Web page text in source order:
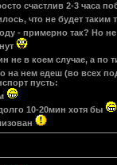
счастлив 2-3 часа
что не будет таким
- примерно так? Но
не в коем случае, а по
на нем едеш (во всех
пусть:
10-20мин хотя бы